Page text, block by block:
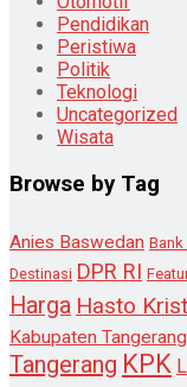
Pendidikan
Peristiwa
Politik
Teknologi
Uncategorized
Wisata
Browse by Tag
Anies Baswedan
Destinasi DPR RI
Harga Hasto
Kabupaten Tangerang
Tangerang KPK